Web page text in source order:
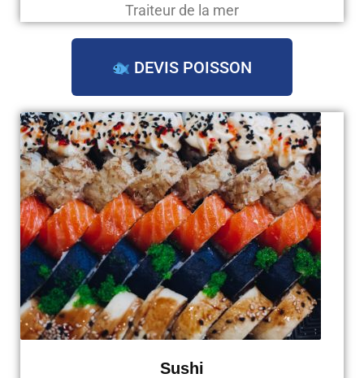
Traiteur de la mer
DEVIS POISSON
Sushi